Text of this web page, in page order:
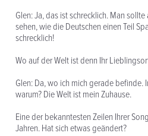
Glen: Ja, das ist schrecklich. Man
sehen, wie die Deutschen einen Teil
schrecklich!
Wo auf der Welt ist denn Ihr
Glen: Da, wo ich mich gerade befinde.
warum? Die Welt ist mein Zuhause.
Eine der bekanntesten Zeilen Ihrer
Jahren. Hat sich etwas geändert?